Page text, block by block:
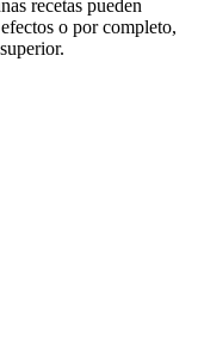
recetas pueden
o por completo,